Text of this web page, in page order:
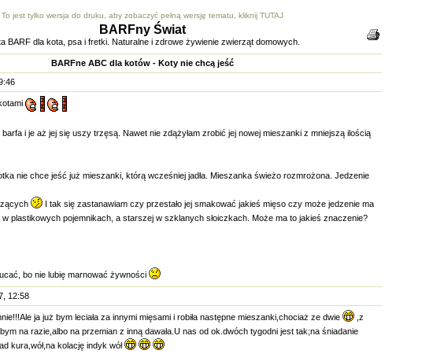
To jest tylko wersja do druku, aby zobaczyć pełną wersję tematu, kliknij TUTAJ
BARFny Świat
BARF dla kota, psa i fretki. Naturalne i zdrowe żywienie zwierząt domowych.
BARFne ABC dla kotów - Koty nie chcą jeść
barfa i je aż jej się uszy trzęsą. Nawet nie zdążyłam zrobić jej nowej mieszanki z mniejszą ilością
nie chce jeść już mieszanki, którą wcześniej jadła. Mieszanka świeżo rozmrożona. Jedzenie
I tak się zastanawiam czy przestało jej smakować jakieś mięso czy może jedzenie ma
plastikowych pojemnikach, a starszej w szklanych słoiczkach. Może ma to jakieś znaczenie?
bo nie lubię marnować żywności
12:58
ja już bym leciała za innymi mięsami i robiła następne mieszanki,chociaż ze dwie
,z
na razie,albo na przemian z inną dawała.U nas od ok.dwóch tygodni jest tak;na śniadanie
kura,wół,na kolację indyk wół